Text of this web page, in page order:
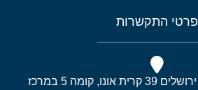
פרטי התקשרות
קניון קרית אונו, רח' ירושלים 39 קרית אונו, קומה 5 במרכז